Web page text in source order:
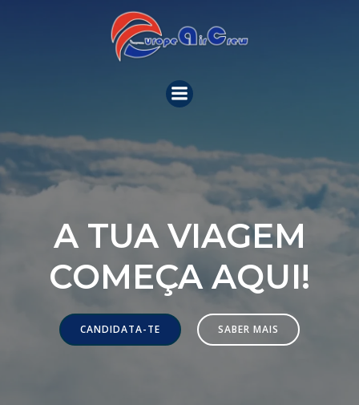
to
content
A TUA VIAGEM
COMEÇA AQUI!
CANDIDATA-TE SABER MAIS